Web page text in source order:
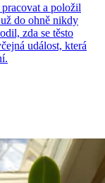
a položil
do ohně nikdy
zda se těsto
událost, která